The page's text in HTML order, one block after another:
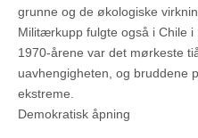
grunne og de økologiske
Militærkupp fulgte også i Chile i
1970-årene var det mørkeste
uavhengigheten, og bruddene
ekstreme.
Demokratisk åpning